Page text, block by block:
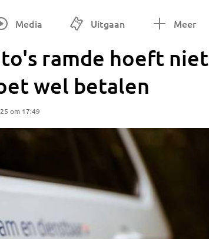
Media Uitgaan Meer
ramde hoeft niet
wel betalen
om 17:49